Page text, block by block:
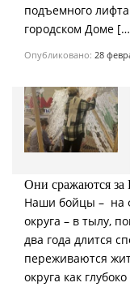
подъемного
городском Доме
Опубликовано: 28
Они сражаются за
Наши бойцы – на
округа – в тылу,
два года длится
переживаются
округа как